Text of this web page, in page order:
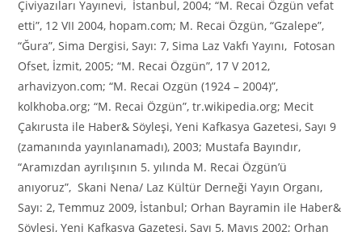
Çiviyazıları Yayınevi, İstanbul, 2004; “M. Recai Özgün vefat
etti”, 12 VII 2004, hopam.com; M. Recai Özgün, “Gzalepe”,
“Ğura”, Sima Dergisi, Sayı: 7, Sima Laz Vakfı Yayını, Fotosan
Ofset, İzmit, 2005; “M. Recai Özgün”, 17 V 2012,
arhavizyon.com; “M. Recai Ozgün (1924 – 2004)”,
kolkhoba.org; “M. Recai Özgün”, tr.wikipedia.org; Mecit
Çakırusta ile Haber& Söyleşi, Yeni Kafkasya Gazetesi, Sayı 9
(zamanında yayınlanamadı), 2003; Mustafa Bayındır,
“Aramızdan ayrılışının 5. yılında M. Recai Özgün’ü
anıyoruz”, Skani Nena/ Laz Kültür Derneği Yayın Organı,
Sayı: 2, Temmuz 2009, İstanbul; Orhan Bayramin ile Haber&
Söyleşi, Yeni Kafkasya Gazetesi, Sayı 5, Mayıs 2002; Orhan